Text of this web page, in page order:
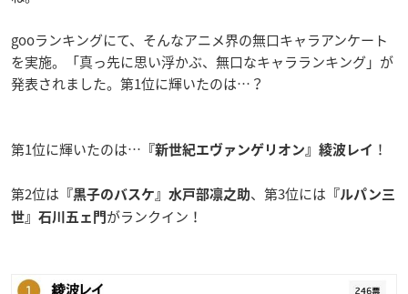
gooランキングにて、そんなアニメ界の無口キャラアンケート
を実施。「真っ先に思い浮かぶ、無口なキャラランキング」が
発表されました。第1位に輝いたのは…？
第1位に輝いたのは… 『新世紀エヴァンゲリオン』綾波レイ ！
第2位は 『黒子のバスケ』水戸部凛之助、第3位には 『ルパン三
世』石川五ェ門 がランクイン！